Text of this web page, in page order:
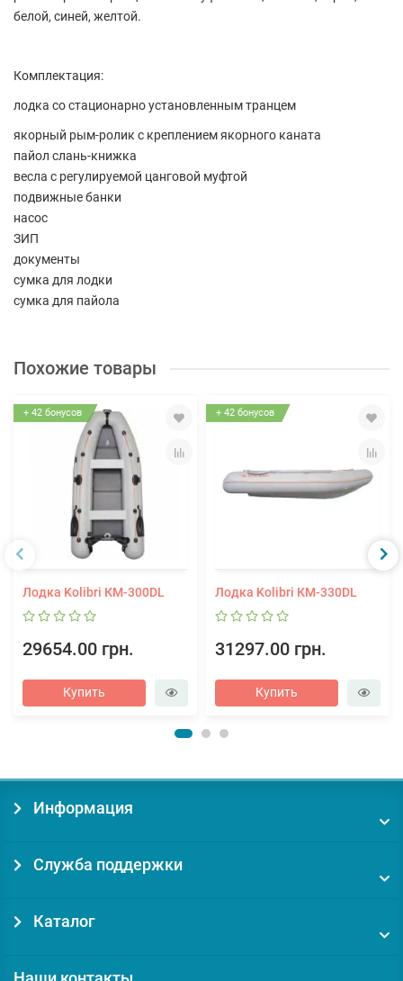
белой, синей, желтой.
Комплектация:
лодка со стационарно установленным транцем
якорный рым-ролик с креплением якорного каната
пайол слань-книжка
весла с регулируемой цанговой муфтой
подвижные банки
насос
ЗИП
документы
сумка для лодки
сумка для пайола
Похожие товары
+ 42 бонусов
Лодка Kolibri КМ-300DL
29654.00 грн.
Купить
+ 42 бонусов
Лодка Kolibri КМ-330DL
31297.00 грн.
Купить
Информация
Служба поддержки
Каталог